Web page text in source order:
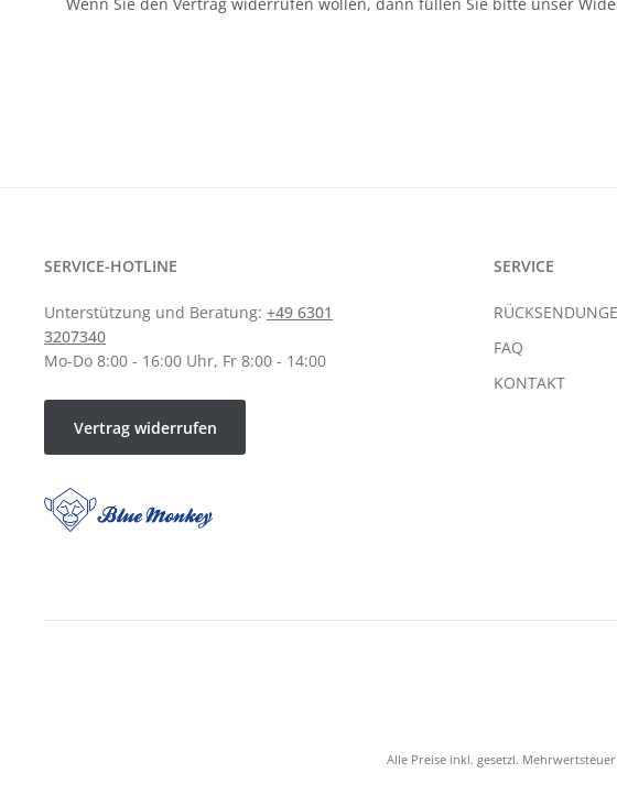
SERVICE-HOTLINE
Unterstützung und Beratung: +49 6301
3207340
Mo-Do 8:00 - 16:00 Uhr, Fr 8:00 - 14:00
Vertrag widerrufen
SERVICE
FAQ
KONTAKT
Alle Preise inkl. gesetzl. Mehrwertsteuer